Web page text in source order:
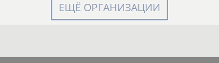
ЕЩЁ ОРГАНИЗАЦИИ